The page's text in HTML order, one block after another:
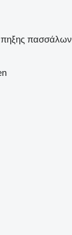
πασσάλων